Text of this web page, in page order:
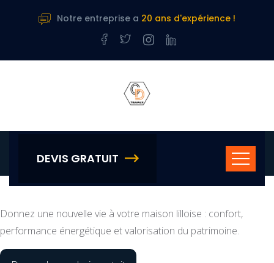
Notre entreprise a 20 ans d'expérience !
DEVIS GRATUIT
Rénovation de
maison à Lille
Donnez une nouvelle vie à votre maison lilloise : confort,
performance énergétique et valorisation du patrimoine.